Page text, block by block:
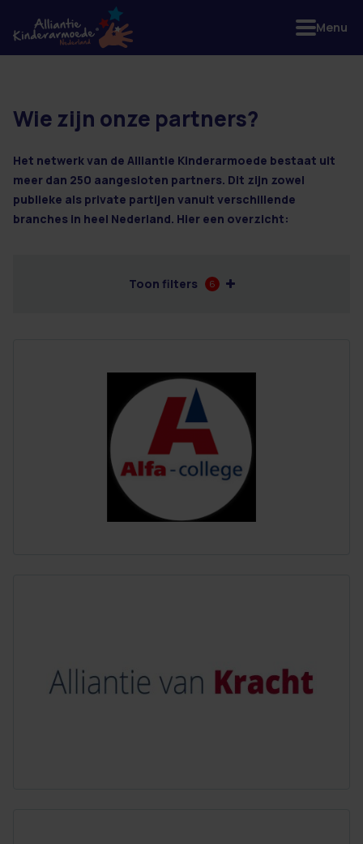
23 resultaten
Wie zijn onze partners?
Het netwerk van de Alliantie Kinderarmoede bestaat uit
meer dan 250 aangesloten partners. Dit zijn zowel
publieke als private partijen vanuit verschillende
branches in heel Nederland. Hier een overzicht:
Toon filters 6
Menu